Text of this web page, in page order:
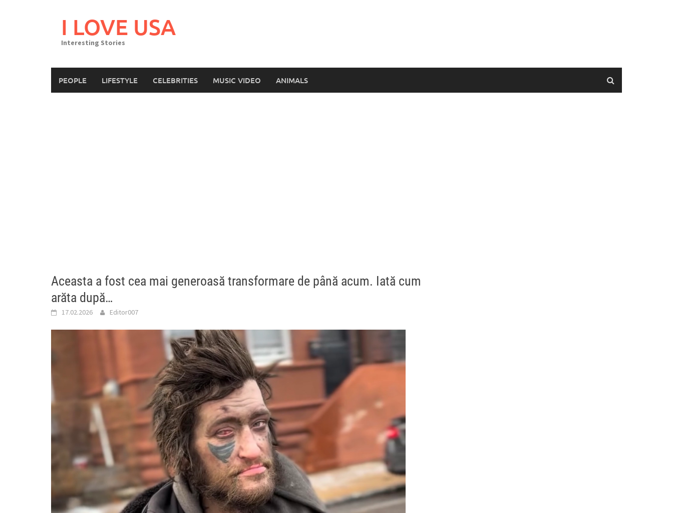
I LOVE USA
Interesting Stories
PEOPLE LIFESTYLE CELEBRITIES MUSIC VIDEO ANIMALS
Aceasta a fost cea mai generoasă transformare de până acum. Iată cum
arăta după…
17.02.2026 Editor007